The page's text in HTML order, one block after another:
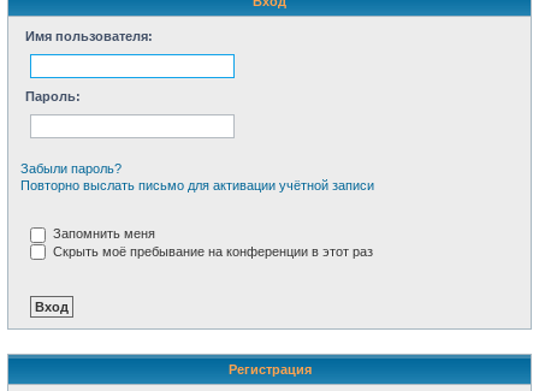
Имя пользователя:
Пароль:
Забыли пароль?
Повторно выслать письмо для активации учётной записи
Запомнить меня
Скрыть моё пребывание на конференции в этот раз
Регистрация